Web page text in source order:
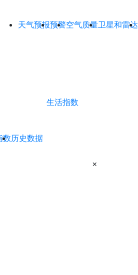
天气预报预警空气质量卫星和雷达
生活指数
数历史数据
×